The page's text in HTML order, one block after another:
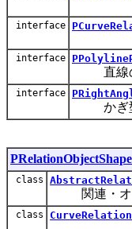
interface
interface
直線の
interface
かぎ型
PRelationObjectShape
class
関連・オブ
class